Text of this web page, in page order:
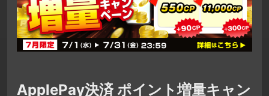
ApplePay決済 ポイント増量キャン